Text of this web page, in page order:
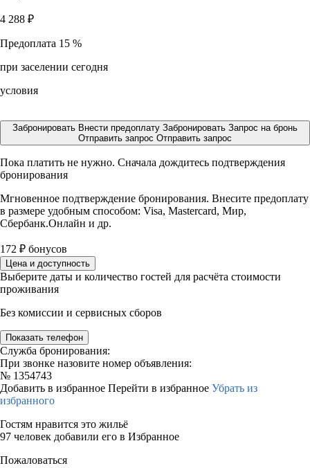
4 288 ₽
Предоплата 15 %
при заселении сегодня
условия
Забронировать Внести предоплату Забронировать Запрос на бронь
Отправить запрос Отправить запрос
Пока платить не нужно. Сначала дождитесь подтверждения
бронирования
Мгновенное подтверждение бронирования. Внесите предоплату
в размере удобным способом: Visa, Mastercard, Мир,
Сбербанк.Онлайн и др.
172 ₽ бонусов
Цена и доступность
Выберите даты и количество гостей для расчёта стоимости
проживания
Без комиссии и сервисных сборов
Показать телефон
Служба бронирования:
При звонке назовите номер объявления:
№ 1354743
Добавить в избранное Перейти в избранное Убрать из
избранного
Гостям нравится это жильё
97 человек добавили его в Избранное
Пожаловаться